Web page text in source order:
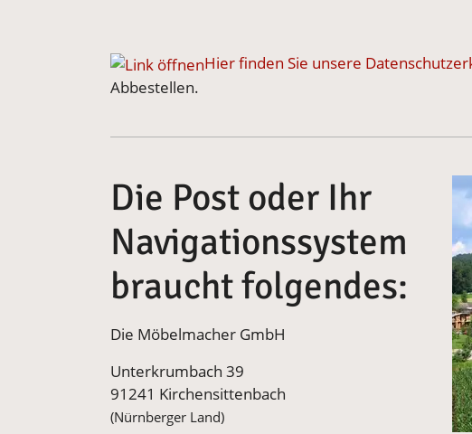
Hier finden Sie unsere
Abbestellen.
Die Post oder Ihr
Navigationssystem
braucht folgendes:
Die Möbelmacher GmbH
Unterkrumbach 39
91241 Kirchensittenbach
(Nürnberger Land)